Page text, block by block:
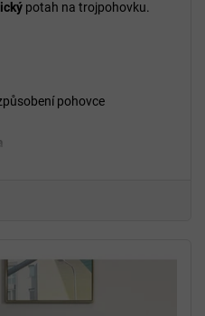
potah na trojpohovku.
pohovce